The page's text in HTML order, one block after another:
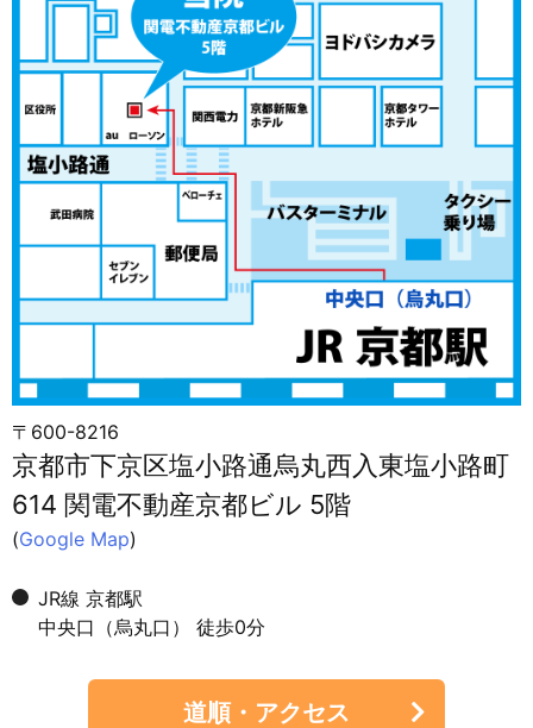
〒600-8216
京都市下京区塩小路通烏丸西入東塩小路町
614 関電不動産京都ビル 5階
(Google Map)
JR線 京都駅
中央口（烏丸口） 徒歩0分
道順・アクセス